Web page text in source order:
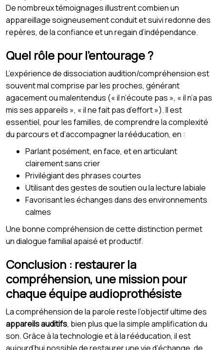
De nombreux témoignages illustrent combien un
appareillage soigneusement conduit et suivi redonne des
repères, de la confiance et un regain d’indépendance.
Quel rôle pour l’entourage ?
L’expérience de dissociation audition/compréhension est
souvent mal comprise par les proches, générant
agacement ou malentendus (« il n’écoute pas », « il n’a pas
mis ses appareils », « il ne fait pas d’effort »). Il est
essentiel, pour les familles, de comprendre la complexité
du parcours et d’accompagner la rééducation, en :
Parlant posément, en face, et en articulant
clairement sans crier
Privilégiant des phrases courtes
Utilisant des gestes de soutien ou la lecture labiale
Favorisant les échanges dans des environnements
calmes
Une bonne compréhension de cette distinction permet
un dialogue familial apaisé et productif.
Conclusion : restaurer la
compréhension, une mission pour
chaque équipe audioprothésiste
La compréhension de la parole reste l’objectif ultime des
appareils auditifs, bien plus que la simple amplification du
son. Grâce à la technologie et à la rééducation, il est